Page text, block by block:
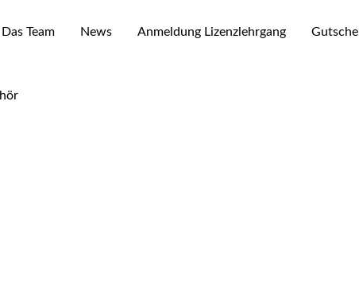
Das Team News Anmeldung Lizenzlehrgang